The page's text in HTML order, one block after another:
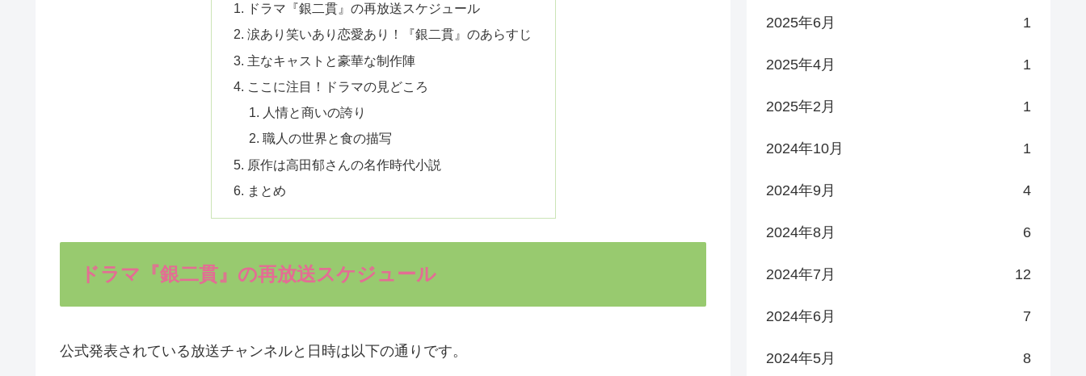
ドラマ『銀二貫』の再放送スケジュール
涙あり笑いあり恋愛あり！『銀二貫』のあらすじ
主なキャストと豪華な制作陣
ここに注目！ドラマの見どころ
人情と商いの誇り
職人の世界と食の描写
原作は高田郁さんの名作時代小説
まとめ
ドラマ『銀二貫』の再放送スケジュール
公式発表されている放送チャンネルと日時は以下の通りです。
2025年6月 1
2025年4月 1
2025年2月 1
2024年10月 1
2024年9月 4
2024年8月 6
2024年7月 12
2024年6月 7
2024年5月 8